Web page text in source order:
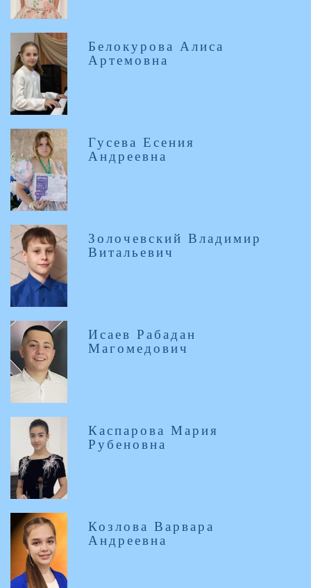
Белокурова Алиса
Артемовна
Гусева Есения
Андреевна
Золочевский Владимир
Витальевич
Исаев Рабадан
Магомедович
Каспарова Мария
Рубеновна
Козлова Варвара
Андреевна